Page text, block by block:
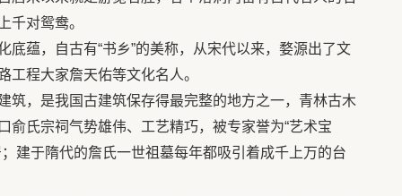
千对鸳鸯。
蕴，自古有“书乡”的美称，从宋代以来，婺源出了文
工程大家詹天佑等文化名人。
筑，是我国古建筑保存得最完整的地方之一，青林古木
俞氏宗祠气势雄伟、工艺精巧，被专家誉为“艺术宝
建于隋代的詹氏一世祖墓每年都吸引着成千上万的台